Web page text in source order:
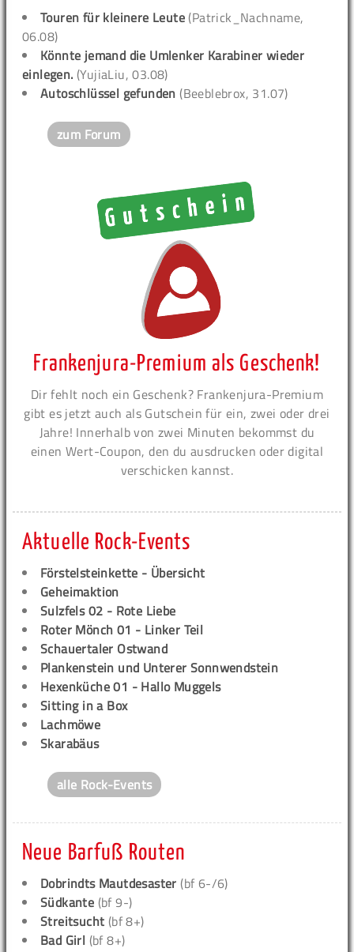
Touren für kleinere Leute (Patrick_Nachname,
06.08)
Könnte jemand die Umlenker Karabiner wieder
einlegen. (YujiaLiu, 03.08)
Autoschlüssel gefunden (Beeblebrox, 31.07)
zum Forum
Frankenjura-Premium als Geschenk!
Dir fehlt noch ein Geschenk? Frankenjura-Premium
gibt es jetzt auch als Gutschein für ein, zwei oder drei
Jahre! Innerhalb von zwei Minuten bekommst du
einen Wert-Coupon, den du ausdrucken oder digital
verschicken kannst.
Aktuelle Rock-Events
Förstelsteinkette - Übersicht
Geheimaktion
Sulzfels 02 - Rote Liebe
Roter Mönch 01 - Linker Teil
Schauertaler Ostwand
Plankenstein und Unterer Sonnwendstein
Hexenküche 01 - Hallo Muggels
Sitting in a Box
Lachmöwe
Skarabäus
alle Rock-Events
Neue Barfuß Routen
Dobrindts Mautdesaster (bf 6-/6)
Südkante (bf 9-)
Streitsucht (bf 8+)
Bad Girl (bf 8+)